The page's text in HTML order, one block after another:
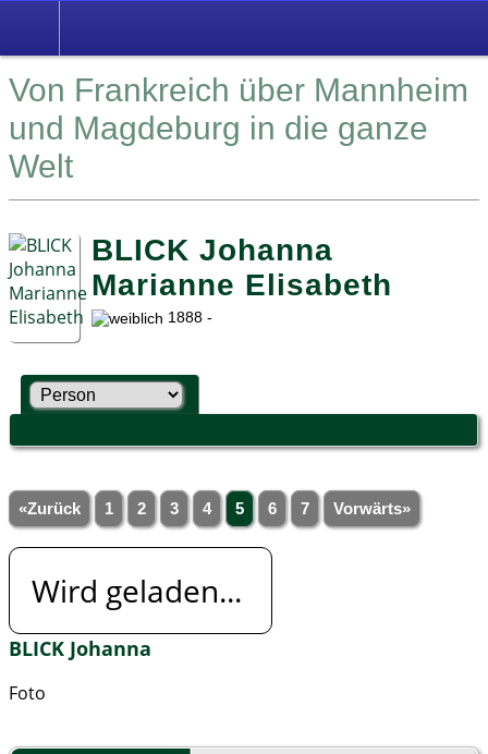
Von Frankreich über Mannheim
und Magdeburg in die ganze
Welt
BLICK Johanna
Marianne Elisabeth
1888 -
«Zurück 1 2 3 4 5 6 7 Vorwärts»
Wird geladen...
BLICK Johanna
Foto